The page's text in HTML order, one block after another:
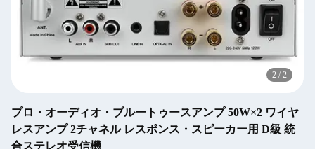
2 / 2
プロ・オーディオ・ブルートゥースアンプ 50W×2 ワイヤ
レスアンプ 2チャネル レスポンス・スピーカー用 D級 統
合ステレオ受信機